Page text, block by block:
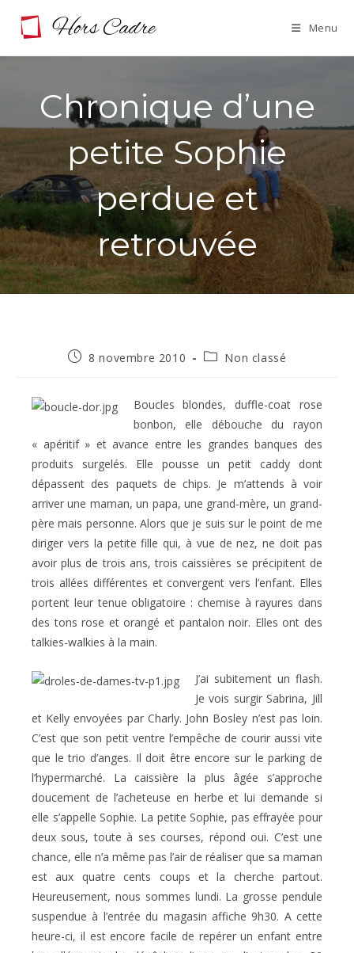
Menu
Chronique d’une
petite Sophie
perdue et
retrouvée
Publication
8 novembre 2010
PostNon classé
Boucles blondes, duffle-coat rose
bonbon, elle débouche du rayon
« apéritif » et avance entre les grandes banques des
produits surgelés. Elle pousse un petit caddy dont
dépassent des paquets de chips. Je m’attends à voir
arriver une maman, un papa, une grand-mère, un grand-
père mais personne. Alors que je suis sur le point de me
diriger vers la petite fille qui, à vue de nez, ne doit pas
avoir plus de trois ans, trois caissières se précipitent de
trois allées différentes et convergent vers l’enfant. Elles
portent leur tenue obligatoire : chemise à rayures dans
des tons rose et orangé et pantalon noir. Elles ont des
talkies-walkies à la main.
J’ai subitement un flash.
Je vois surgir Sabrina, Jill
et Kelly envoyées par Charly. John Bosley n’est pas loin.
C’est que son petit ventre l’empêche de courir aussi vite
que le trio d’anges. Il doit être encore sur le parking de
l’hypermarché. La caissière la plus âgée s’approche
doucement de l’acheteuse en herbe et lui demande si
elle s’appelle Sophie. La petite Sophie, pas effrayée pour
deux sous, toute à ses courses, répond oui. C’est une
chance, elle n’a même pas l’air de réaliser que sa maman
est aux quatre cents coups et la cherche partout.
Heureusement, nous sommes lundi. La grosse pendule
suspendue à l’entrée du magasin affiche 9h30. A cette
heure-ci, il est encore facile de repérer un enfant entre